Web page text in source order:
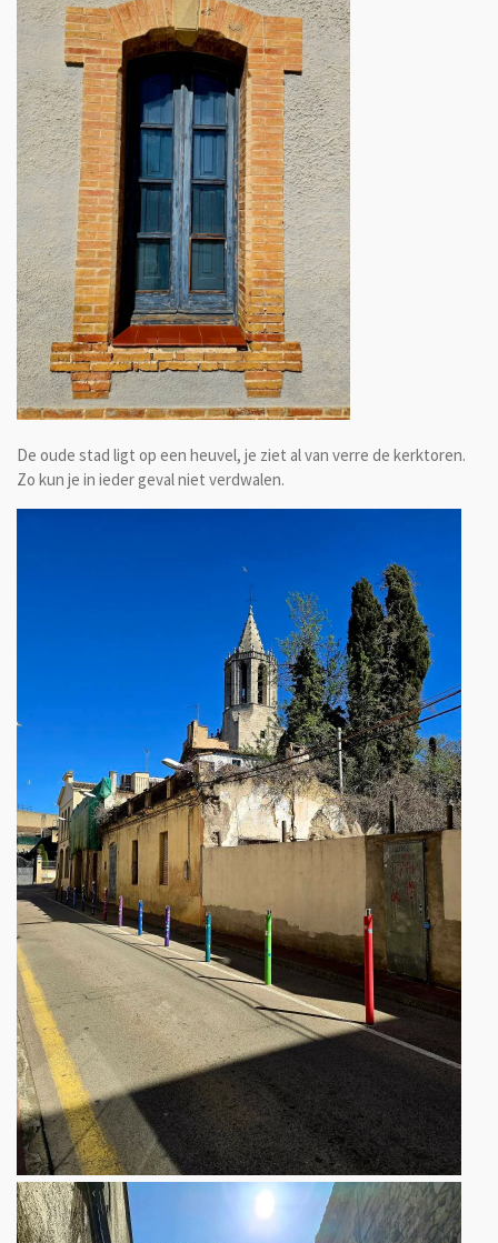
De oude stad ligt op een heuvel, je ziet al van verre de kerktoren.
Zo kun je in ieder geval niet verdwalen.